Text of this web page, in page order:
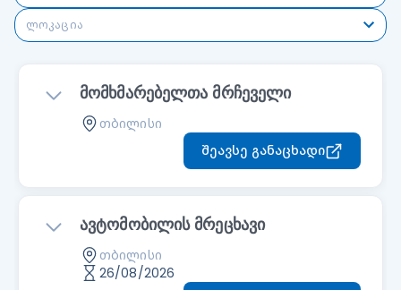
ლოკაცია
მომხმარებელთა მრჩეველი
თბილისი
შეავსე განაცხადი
ავტომობილის მრეცხავი
თბილისი
26/08/2026